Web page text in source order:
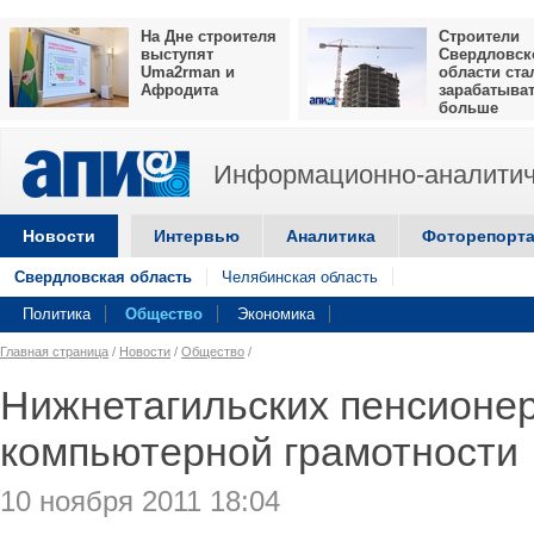
На Дне строителя
выступят
Uma2rman и
Афродита
Строители
области
больше
Информационно-
Новости Интервью Аналитика
Свердловская область Челябинская область
Политика Общество Экономика
Главная страница / Новости / Общество /
Нижнетагильских
компьютерной грамотности
10 ноября 2011 18:04